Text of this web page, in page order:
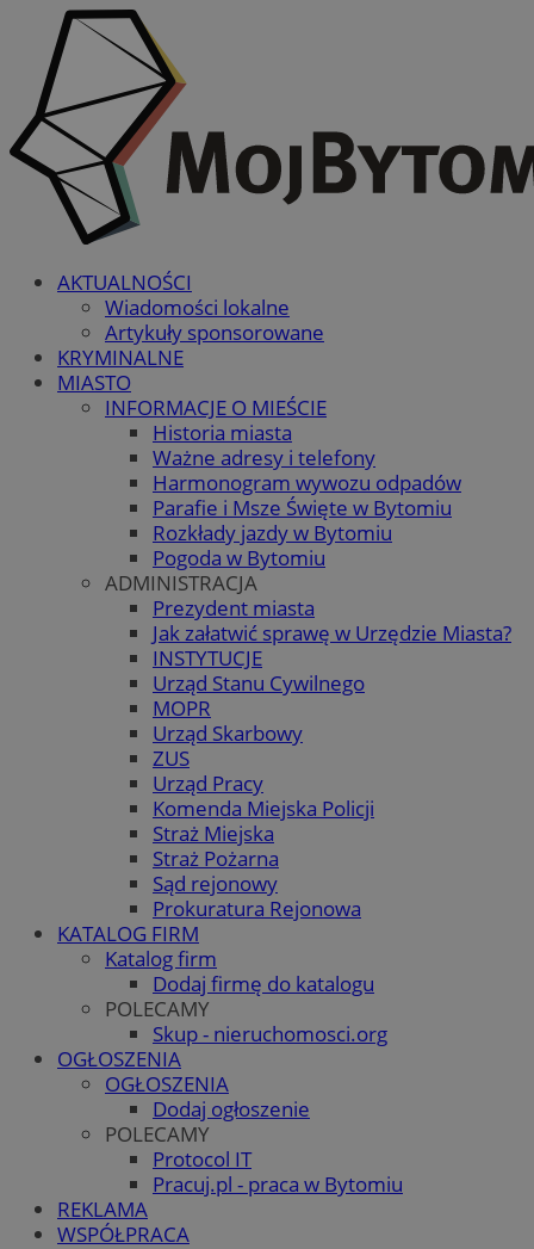
AKTUALNOŚCI
Wiadomości lokalne
Artykuły sponsorowane
KRYMINALNE
MIASTO
INFORMACJE O MIEŚCIE
Historia miasta
Ważne adresy i telefony
Harmonogram wywozu odpadów
Parafie i Msze Święte w Bytomiu
Rozkłady jazdy w Bytomiu
Pogoda w Bytomiu
ADMINISTRACJA
Prezydent miasta
Jak załatwić sprawę w Urzędzie Miasta?
INSTYTUCJE
Urząd Stanu Cywilnego
MOPR
Urząd Skarbowy
ZUS
Urząd Pracy
Komenda Miejska Policji
Straż Miejska
Straż Pożarna
Sąd rejonowy
Prokuratura Rejonowa
KATALOG FIRM
Katalog firm
Dodaj firmę do katalogu
POLECAMY
Skup - nieruchomosci.org
OGŁOSZENIA
OGŁOSZENIA
Dodaj ogłoszenie
POLECAMY
Protocol IT
Pracuj.pl - praca w Bytomiu
REKLAMA
WSPÓŁPRACA